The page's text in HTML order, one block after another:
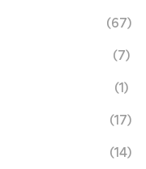
(67)
(7)
(1)
(17)
(14)